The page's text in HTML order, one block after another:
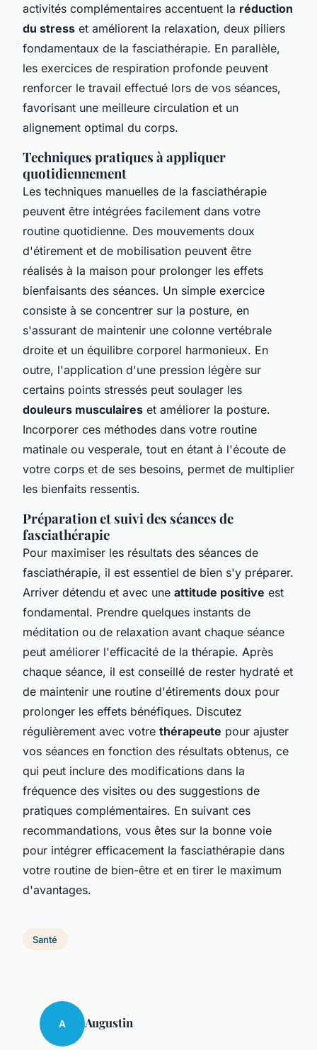
activités complémentaires accentuent la réduction
du stress et améliorent la relaxation, deux piliers
fondamentaux de la fasciathérapie. En parallèle,
les exercices de respiration profonde peuvent
renforcer le travail effectué lors de vos séances,
favorisant une meilleure circulation et un
alignement optimal du corps.
Techniques pratiques à appliquer
quotidiennement
Les techniques manuelles de la fasciathérapie
peuvent être intégrées facilement dans votre
routine quotidienne. Des mouvements doux
d'étirement et de mobilisation peuvent être
réalisés à la maison pour prolonger les effets
bienfaisants des séances. Un simple exercice
consiste à se concentrer sur la posture, en
s'assurant de maintenir une colonne vertébrale
droite et un équilibre corporel harmonieux. En
outre, l'application d'une pression légère sur
certains points stressés peut soulager les
douleurs musculaires et améliorer la posture.
Incorporer ces méthodes dans votre routine
matinale ou vesperale, tout en étant à l'écoute de
votre corps et de ses besoins, permet de multiplier
les bienfaits ressentis.
Préparation et suivi des séances de
fasciathérapie
Pour maximiser les résultats des séances de
fasciathérapie, il est essentiel de bien s'y préparer.
Arriver détendu et avec une attitude positive est
fondamental. Prendre quelques instants de
méditation ou de relaxation avant chaque séance
peut améliorer l'efficacité de la thérapie. Après
chaque séance, il est conseillé de rester hydraté et
de maintenir une routine d'étirements doux pour
prolonger les effets bénéfiques. Discutez
régulièrement avec votre thérapeute pour ajuster
vos séances en fonction des résultats obtenus, ce
qui peut inclure des modifications dans la
fréquence des visites ou des suggestions de
pratiques complémentaires. En suivant ces
recommandations, vous êtes sur la bonne voie
pour intégrer efficacement la fasciathérapie dans
votre routine de bien-être et en tirer le maximum
d'avantages.
Santé
A Augustin